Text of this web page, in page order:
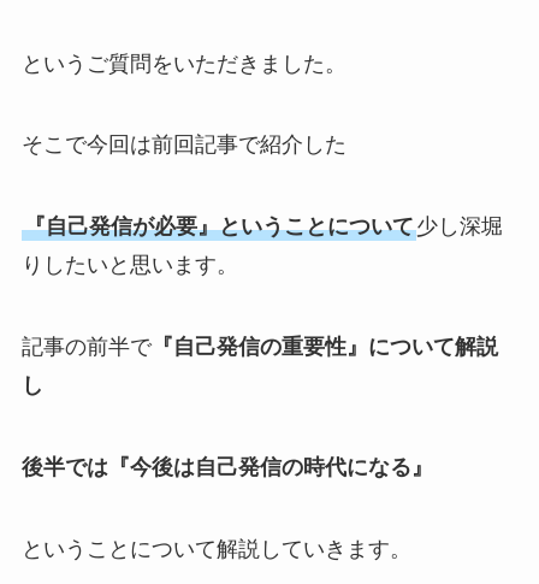
というご質問をいただきました。
そこで今回は前回記事で紹介した
『自己発信が必要』ということについて少し深堀
りしたい と思います。
記事の前半で『自己発信の重要性』について解説
し
後半では『今後は自己発信の時代になる』
ということについて解説していきます。